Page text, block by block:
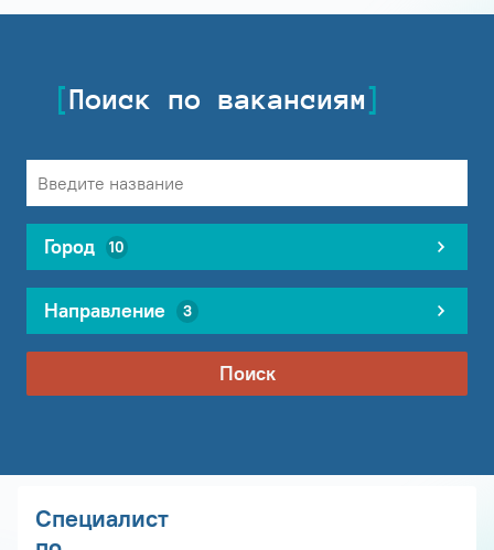
Поиск по вакансиям
Город 10
Направление 3
Поиск
Специалист